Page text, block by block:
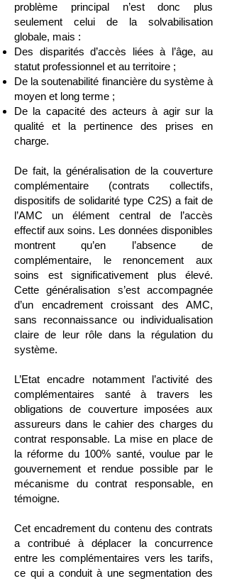
problème principal n’est donc plus
seulement celui de la solvabilisation
globale, mais :
Des disparités d’accès liées à l’âge, au
statut professionnel et au territoire ;
De la soutenabilité financière du système à
moyen et long terme ;
De la capacité des acteurs à agir sur la
qualité et la pertinence des prises en
charge.
De fait, la généralisation de la couverture
complémentaire (contrats collectifs,
dispositifs de solidarité type C2S) a fait de
l’AMC un élément central de l’accès
effectif aux soins. Les données disponibles
montrent qu’en l’absence de
complémentaire, le renoncement aux
soins est significativement plus élevé.
Cette généralisation s’est accompagnée
d’un encadrement croissant des AMC,
sans reconnaissance ou individualisation
claire de leur rôle dans la régulation du
système.
L’Etat encadre notamment l’activité des
complémentaires santé à travers les
obligations de couverture imposées aux
assureurs dans le cahier des charges du
contrat responsable. La mise en place de
la réforme du 100% santé, voulue par le
gouvernement et rendue possible par le
mécanisme du contrat responsable, en
témoigne.
Cet encadrement du contenu des contrats
a contribué à déplacer la concurrence
entre les complémentaires vers les tarifs,
ce qui a conduit à une segmentation des